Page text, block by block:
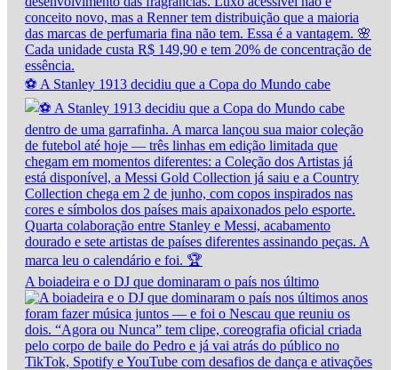
⚽ A Stanley 1913 decidiu que a Copa do Mundo cabe
A boiadeira e o DJ que dominaram o país nos último